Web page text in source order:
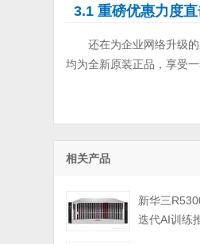
3.1 重磅优惠力度
还在为企业网络升级
均为全新原装正品，享受
相关产品
新华三
迭代AI训练